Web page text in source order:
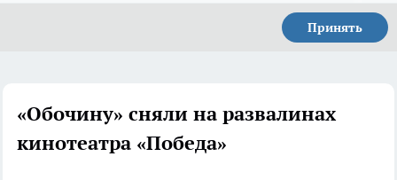
Принять
«Обочину» сняли на развалинах
кинотеатра «Победа»